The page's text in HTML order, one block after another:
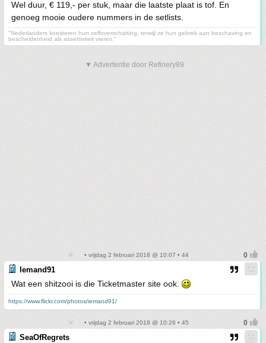
Wel duur, € 119,- per stuk, maar die laatste plaat is tof. En
genoeg mooie oudere nummers in de setlists.
"Nederlanders koesteren hun zelfoverschatting, terwijl ze hun gebrek aan beschaving en
bescheidenheid als assertiviteit vieren."
▼ Advertentie door Refinery89
• vrijdag 2 februari 2018 @ 10:07 • 44
Iemand91
Wat een shitzooi is die Ticketmaster site ook.
https://www.flickr.com/photos/iemand91/
• vrijdag 2 februari 2018 @ 10:26 • 45
SeaOfRegrets